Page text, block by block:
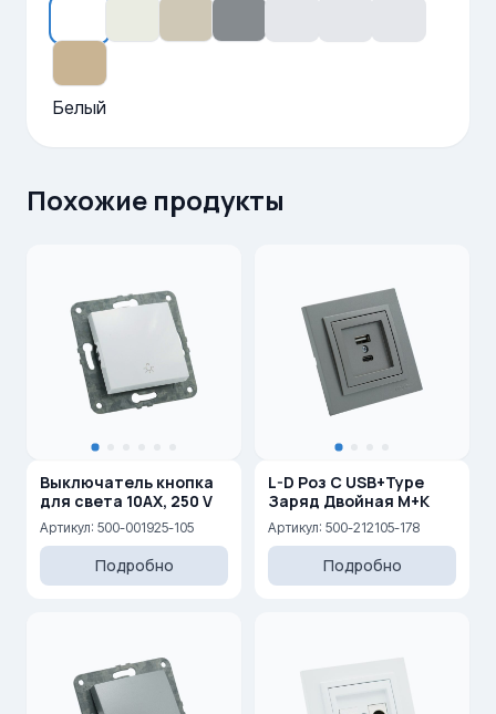
Белый
Похожие продукты
Выключатель кнопка
для света 10AX, 250 V
Артикул: 500-001925-105
Подробно
L-D Роз С USB+Type
Заряд Двойная М+К
Артикул: 500-212105-178
Подробно